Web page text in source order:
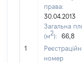
1
права:
30.04.2013
Загальна
(м2):
66,8
номер